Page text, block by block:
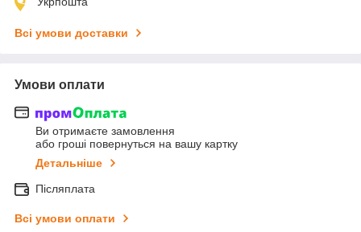
Всі умови доставки
Умови оплати
Ви отримаєте замовлення
або гроші повернуться на вашу картку
Детальніше
Післяплата
Всі умови оплати